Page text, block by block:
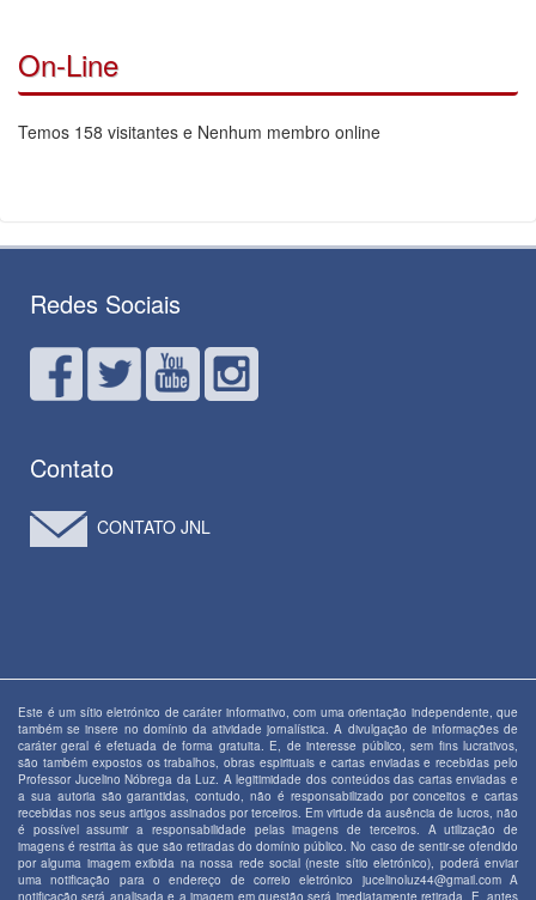
On-Line
Temos 158 visitantes e Nenhum membro online
Redes Sociais
Contato
CONTATO JNL
Este é um sítio eletrónico de caráter informativo, com uma orientação independente, que
também se insere no domínio da atividade jornalística. A divulgação de informações de
caráter geral é efetuada de forma gratuita. E, de interesse público, sem fins lucrativos,
são também expostos os trabalhos, obras espirituais e cartas enviadas e recebidas pelo
Professor Jucelino Nóbrega da Luz. A legitimidade dos conteúdos das cartas enviadas e
a sua autoria são garantidas, contudo, não é responsabilizado por conceitos e cartas
recebidas nos seus artigos assinados por terceiros. Em virtude da ausência de lucros, não
é possível assumir a responsabilidade pelas imagens de terceiros. A utilização de
imagens é restrita às que são retiradas do domínio público. No caso de sentir-se ofendido
por alguma imagem exibida na nossa rede social (neste sítio eletrónico), poderá enviar
uma notificação para o endereço de correio eletrónico jucelinoluz44@gmail.com A